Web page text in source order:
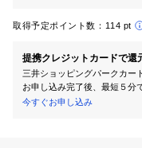
取得予定ポイント数： 114 pt
提携クレジットカードで還
三井ショッピングパークカー
お申し込み完了後、最短５分
今すぐお申し込み